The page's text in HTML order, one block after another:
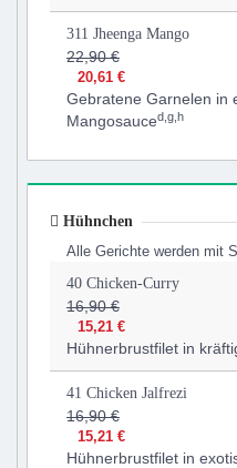
311 Jheenga Mango
22,90 €
20,61 €
Gebratene Garnelen in
Mangosauced,g,h
Hühnchen
Alle Gerichte werden mit
40 Chicken-Curry
16,90 €
15,21 €
Hühnerbrustfilet in
41 Chicken Jalfrezi
16,90 €
15,21 €
Hühnerbrustfilet in